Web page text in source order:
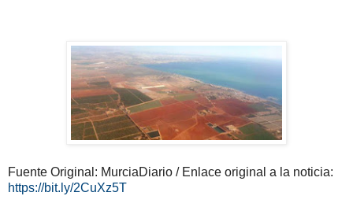
Fuente Original: MurciaDiario / Enlace original a la noticia:
https://bit.ly/2CuXz5T